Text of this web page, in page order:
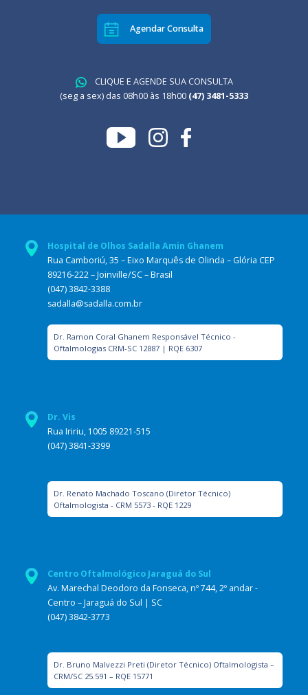
Agendar Consulta
CLIQUE E AGENDE SUA CONSULTA
(seg a sex) das 08h00 às 18h00 (47) 3481-5333
Hospital de Olhos Sadalla Amin Ghanem
Rua Camboriú, 35 – Eixo Marquês de Olinda – Glória CEP
89216-222 – Joinville/SC – Brasil
(047) 3842-3388
sadalla@sadalla.com.br
Dr. Ramon Coral Ghanem Responsável Técnico -
Oftalmologias CRM-SC 12887 | RQE 6307
Dr. Vis
Rua Iririu, 1005 89221-515
(047) 3841-3399
Dr. Renato Machado Toscano (Diretor Técnico)
Oftalmologista - CRM 5573 - RQE 1229
Centro Oftalmológico Jaraguá do Sul
Av. Marechal Deodoro da Fonseca, nº 744, 2º andar -
Centro – Jaraguá do Sul | SC
(047) 3842-3773
Dr. Bruno Malvezzi Preti (Diretor Técnico) Oftalmologista –
CRM/SC 25.591 – RQE 15771